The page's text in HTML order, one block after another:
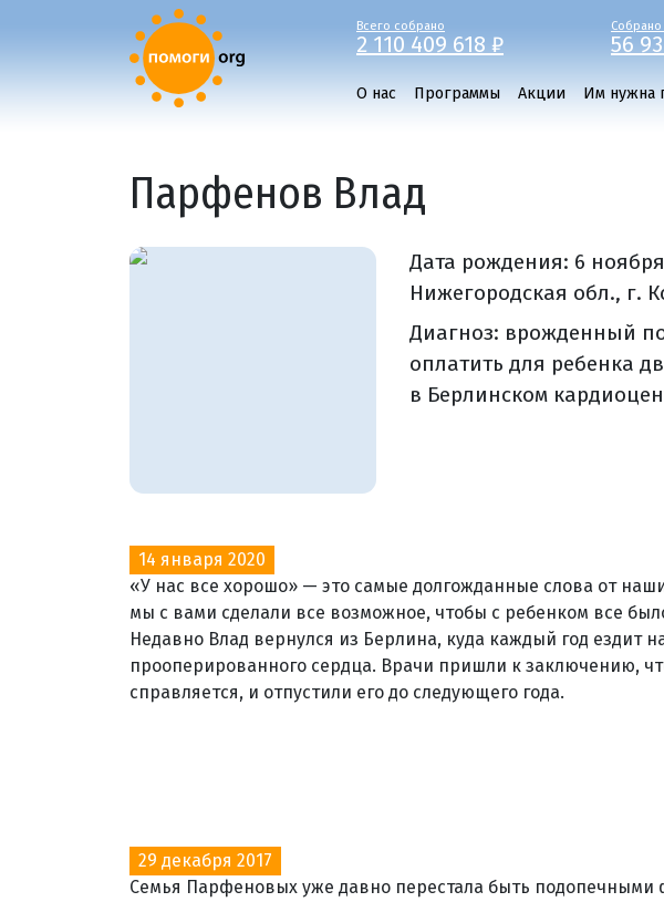
Всего собрано
2 110 409 618 ₽ 56
О нас Программы Акции Им нужна
Парфенов Влад
Дата рождения: 6
Нижегородская обл., г.
Диагноз: врожденный
оплатить для ребенка
в Берлинском
14 января 2020
«У нас все хорошо» — это самые долгожданные слова от
мы с вами сделали все возможное, чтобы с ребенком все
Недавно Влад вернулся из Берлина, куда каждый год ездит
прооперированного сердца. Врачи пришли к заключению,
справляется, и отпустили его до следующего года.
29 декабря 2017
Семья Парфеновых уже давно перестала быть подопечными